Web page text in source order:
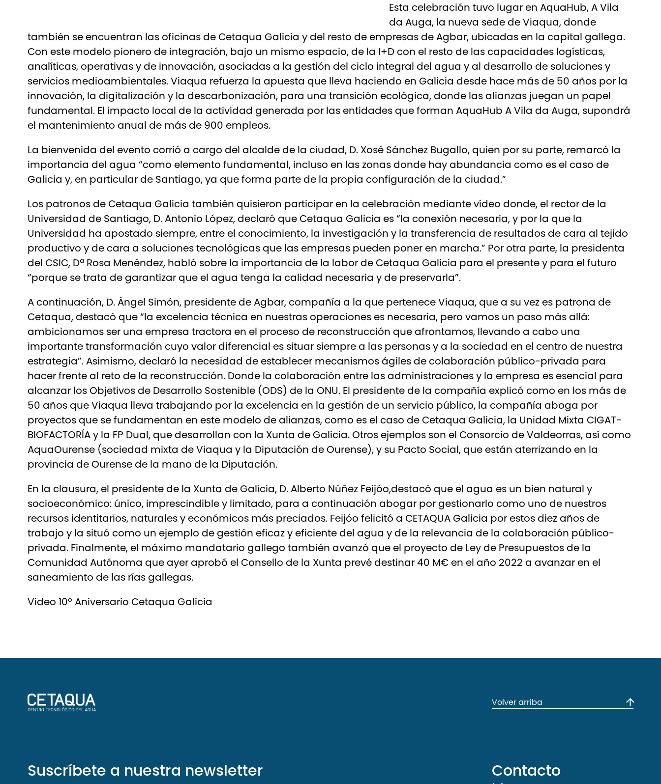
Esta celebración tuvo lugar en AquaHub, A Vila
da Auga, la nueva sede de Viaqua, donde
también se encuentran las oficinas de Cetaqua Galicia y del resto de empresas de Agbar, ubicadas en la capital gallega.
Con este modelo pionero de integración, bajo un mismo espacio, de la I+D con el resto de las capacidades logísticas,
analíticas, operativas y de innovación, asociadas a la gestión del ciclo integral del agua y al desarrollo de soluciones y
servicios medioambientales. Viaqua refuerza la apuesta que lleva haciendo en Galicia desde hace más de 50 años por la
innovación, la digitalización y la descarbonización, para una transición ecológica, donde las alianzas juegan un papel
fundamental. El impacto local de la actividad generada por las entidades que forman AquaHub A Vila da Auga, supondrá
el mantenimiento anual de más de 900 empleos.
La bienvenida del evento corrió a cargo del alcalde de la ciudad, D. Xosé Sánchez Bugallo, quien por su parte, remarcó la
importancia del agua “como elemento fundamental, incluso en las zonas donde hay abundancia como es el caso de
Galicia y, en particular de Santiago, ya que forma parte de la propia configuración de la ciudad.”
Los patronos de Cetaqua Galicia también quisieron participar en la celebración mediante vídeo donde, el rector de la
Universidad de Santiago, D. Antonio López, declaró que Cetaqua Galicia es “la conexión necesaria, y por la que la
Universidad ha apostado siempre, entre el conocimiento, la investigación y la transferencia de resultados de cara al tejido
productivo y de cara a soluciones tecnológicas que las empresas pueden poner en marcha.” Por otra parte, la presidenta
del CSIC, Dª Rosa Menéndez, habló sobre la importancia de la labor de Cetaqua Galicia para el presente y para el futuro
“porque se trata de garantizar que el agua tenga la calidad necesaria y de preservarla”.
A continuación, D. Ángel Simón, presidente de Agbar, compañía a la que pertenece Viaqua, que a su vez es patrona de
Cetaqua, destacó que “la excelencia técnica en nuestras operaciones es necesaria, pero vamos un paso más allá:
ambicionamos ser una empresa tractora en el proceso de reconstrucción que afrontamos, llevando a cabo una
importante transformación cuyo valor diferencial es situar siempre a las personas y a la sociedad en el centro de nuestra
estrategia”. Asimismo, declaró la necesidad de establecer mecanismos ágiles de colaboración público-privada para
hacer frente al reto de la reconstrucción. Donde la colaboración entre las administraciones y la empresa es esencial para
alcanzar los Objetivos de Desarrollo Sostenible (ODS) de la ONU. El presidente de la compañía explicó como en los más de
50 años que Viaqua lleva trabajando por la excelencia en la gestión de un servicio público, la compañía aboga por
proyectos que se fundamentan en este modelo de alianzas, como es el caso de Cetaqua Galicia, la Unidad Mixta CIGAT-
BIOFACTORÍA y la FP Dual, que desarrollan con la Xunta de Galicia. Otros ejemplos son el Consorcio de Valdeorras, así como
AquaOurense (sociedad mixta de Viaqua y la Diputación de Ourense), y su Pacto Social, que están aterrizando en la
provincia de Ourense de la mano de la Diputación.
En la clausura, el presidente de la Xunta de Galicia, D. Alberto Núñez Feijóo,destacó que el agua es un bien natural y
socioeconómico: único, imprescindible y limitado, para a continuación abogar por gestionarlo como uno de nuestros
recursos identitarios, naturales y económicos más preciados. Feijóo felicitó a CETAQUA Galicia por estos diez años de
trabajo y la situó como un ejemplo de gestión eficaz y eficiente del agua y de la relevancia de la colaboración público-
privada. Finalmente, el máximo mandatario gallego también avanzó que el proyecto de Ley de Presupuestos de la
Comunidad Autónoma que ayer aprobó el Consello de la Xunta prevé destinar 40 M€ en el año 2022 a avanzar en el
saneamiento de las rías gallegas.
Video 10º Aniversario Cetaqua Galicia
Volver arriba
Suscríbete a nuestra newsletter Contacto